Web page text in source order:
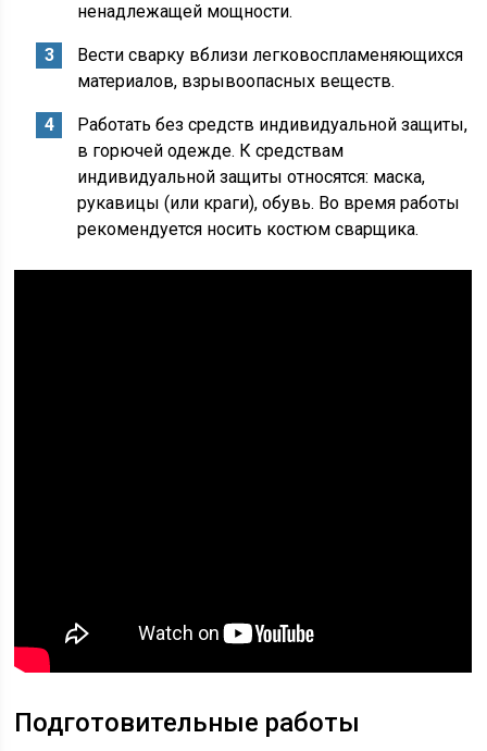
ненадлежащей мощности.
Вести сварку вблизи легковоспламеняющихся
материалов, взрывоопасных веществ.
Работать без средств индивидуальной защиты,
в горючей одежде. К средствам
индивидуальной защиты относятся: маска,
рукавицы (или краги), обувь. Во время работы
рекомендуется носить костюм сварщика.
Подготовительные работы